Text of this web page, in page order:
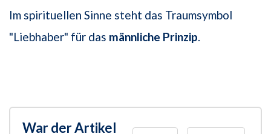
Im spirituellen Sinne steht das Traumsymbol
"Liebhaber" für das männliche Prinzip
War der Artikel